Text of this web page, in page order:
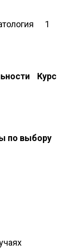
1
Курс
по выбору